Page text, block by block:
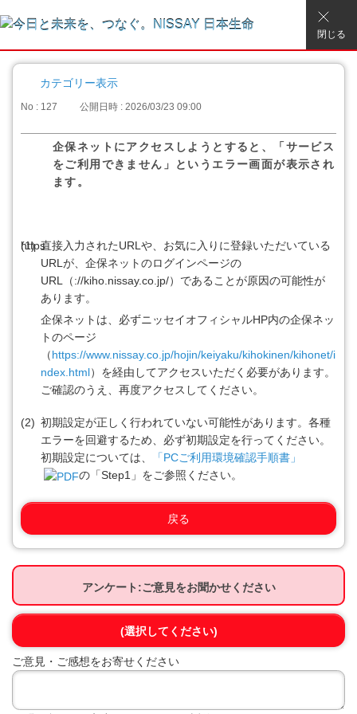
閉じる
カテゴリー表示
No : 127 公開日時 : 2026/03/23 09:00
企保ネットにアクセスしようとすると、「サービス
をご利用できません」というエラー画面が表示され
ます。
(1) 直接入力されたURLや、お気に入りに登録いただいている
URLが、企保ネットのログインページの
URL（
https
://kiho.nissay.co.jp/）であることが原因の可能性が
あります。
企保ネットは、必ずニッセイオフィシャルHP内の企保ネッ
トのページ
（https://www.nissay.co.jp/hojin/keiyaku/kihokinen/kihonet/i
ndex.html）を経由してアクセスいただく必要があります。
ご確認のうえ、再度アクセスしてください。
(2) 初期設定が正しく行われていない可能性があります。各種
エラーを回避するため、必ず初期設定を行ってください。
初期設定については、
「PCご利用環境確認手順書」
の「Step1」をご参照ください。
戻る
アンケート:ご意見をお聞かせください
(選択してください)
ご意見・ご感想をお寄せください